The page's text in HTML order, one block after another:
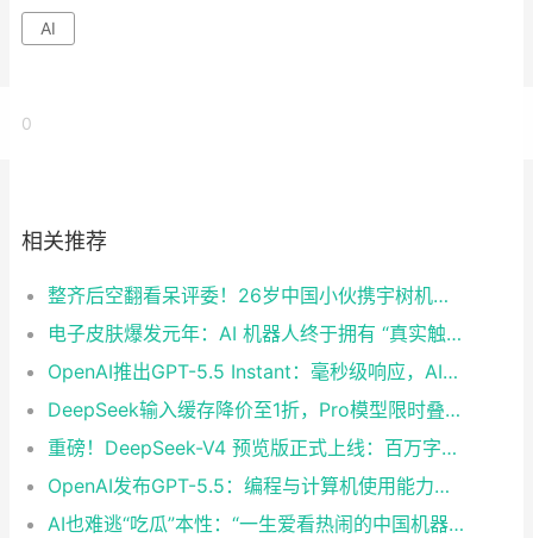
AI
0
相关推荐
整齐后空翻看呆评委！26岁中国小伙携宇树机器人登上《美国达人秀》
电子皮肤爆发元年：AI 机器人终于拥有 “真实触觉”
OpenAI推出GPT-5.5 Instant：毫秒级响应，AI实时交互迎来革命性突破
DeepSeek输入缓存降价至1折，Pro模型限时叠加2.5折优惠
重磅！DeepSeek-V4 预览版正式上线：百万字超长上下文，Agent与推理能力领跑国内及开源
OpenAI发布GPT-5.5：编程与计算机使用能力再升级，距上次更新不足两月
AI也难逃“吃瓜”本性：“一生爱看热闹的中国机器人”赛场鼓掌围观倒地同伴